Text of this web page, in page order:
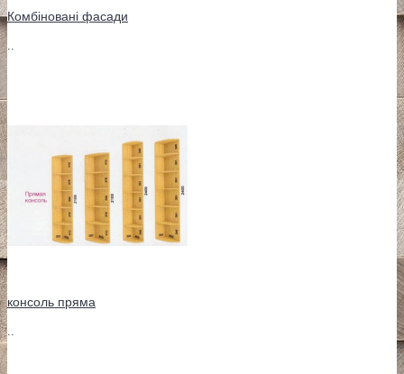
Комбіновані фасади
..
консоль пряма
..